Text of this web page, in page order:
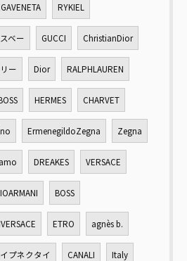
RYKIEL
ベー GUCCI ChristianDior
ー Dior RALPHLAUREN
HERMES CHARVET
ErmenegildoZegna Zegna
DREAKES VERSACE
BOSS
ETRO agnès b.
プネクタイ CANALI Italy